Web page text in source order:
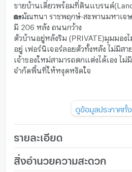
ขายบ้านเดี่ยวพร้อมที่ดินแบรนด์
🏡มัณฑนา ราชพฤกษ์-สะพานมหาเจษ
มี 206 หลัง ถนนกว้าง
ตัวบ้านอยู่หลังริม (PRIVATE)มุมมอง
อยู่ เฟอร์นิเจอร์ลอยตัวทั้งหลัง ไม่มีส
เจ้าของใหม่สามารถตกแต่งได้เอง ไม่
จำกัดพื้นที่ให้หงุดหงิดใจ
🏡มัณฑนา ราชพฤกษ์-สะพานมหาเจ
phase 3 เลขบ้าน 88/198 (หน้า8หลั
ใต้ ทิศรับทรัพย์ ถูกหลักฮวงจุ้ย
ขนาดพื้นที่ดิน 66.6 ตารางวา
พื้นที่ใช้สอย 185 ตารางเมตร
ดูข้อมูลประกาศทั้
รายละเอียด
ชื่อโครงการ
สิ่งอำนวยความสะดวก